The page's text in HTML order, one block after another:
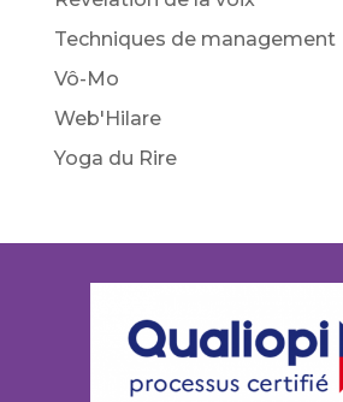
Techniques de management
Vô-Mo
Web'Hilare
Yoga du Rire